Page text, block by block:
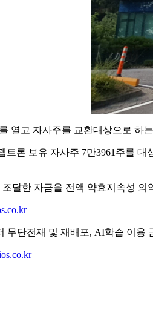
열고 자사주를 교환대상으로
론 보유 자사주 7만3961주를
달한 자금을 전액 약효지속성 의
무단전재 및 재배포, AI학습 이용